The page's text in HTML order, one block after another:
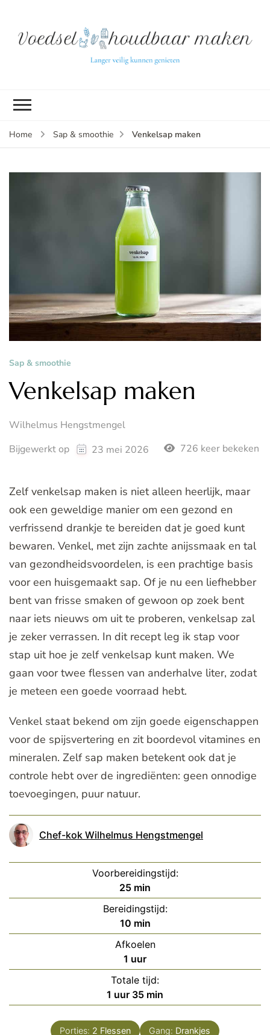
Home Sap & smoothie Venkelsap maken
Sap & smoothie
Venkelsap maken
Wilhelmus Hengstmengel
Bijgewerkt op
23 mei 2026 726 keer bekeken
Zelf venkelsap maken is niet alleen heerlijk, maar
ook een geweldige manier om een gezond en
verfrissend drankje te bereiden dat je goed kunt
bewaren. Venkel, met zijn zachte anijssmaak en tal
van gezondheidsvoordelen, is een prachtige basis
voor een huisgemaakt sap. Of je nu een liefhebber
bent van frisse smaken of gewoon op zoek bent
naar iets nieuws om uit te proberen, venkelsap zal
je zeker verrassen. In dit recept leg ik stap voor
stap uit hoe je zelf venkelsap kunt maken. We
gaan voor twee flessen van anderhalve liter, zodat
je meteen een goede voorraad hebt.
Venkel staat bekend om zijn goede eigenschappen
voor de spijsvertering en zit boordevol vitamines en
mineralen. Zelf sap maken betekent ook dat je
controle hebt over de ingrediënten: geen onnodige
toevoegingen, puur natuur.
Chef-kok Wilhelmus Hengstmengel
Voorbereidingstijd:
25minuten
min
Bereidingstijd:
10minuten
min
Afkoelen
1 uur
uur
Totale tijd:
1 uur
uur 35minuten
min
Porties: 2 Flessen Gang: Drankjes